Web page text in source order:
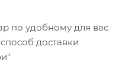
по удобному для вас
доставки